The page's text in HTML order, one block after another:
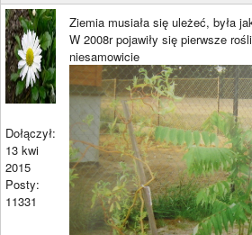
Dołączył:
13 kwi
2015
Posty:
11331
Ziemia musiała się uleżeć, była
W 2008r pojawiły się pierwsze
niesamowicie